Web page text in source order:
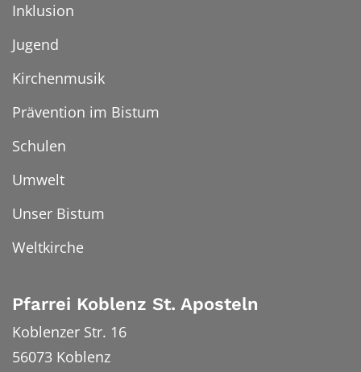
Inklusion
Jugend
Kirchenmusik
Prävention im Bistum
Schulen
Umwelt
Unser Bistum
Weltkirche
Pfarrei Koblenz St. Aposteln
Koblenzer Str. 16
56073 Koblenz